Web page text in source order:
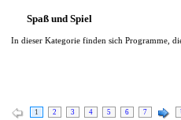
Spaß und Spiel
In dieser Kategorie finden sich Programme,
1 2 3 4 5 6 7